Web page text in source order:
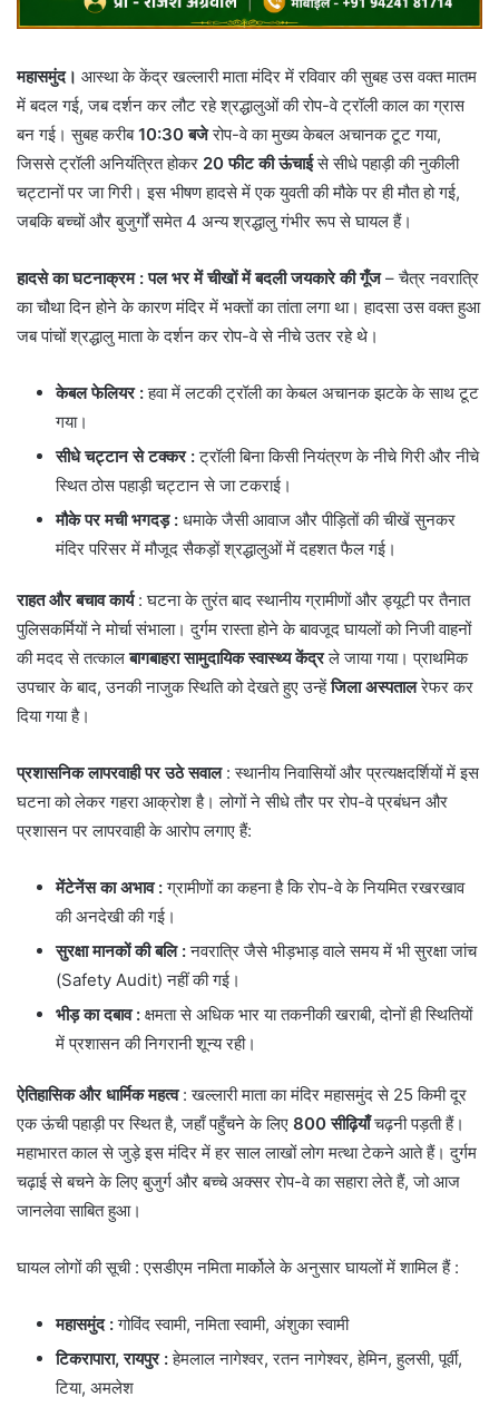
महासमुंद। आस्था के केंद्र खल्लारी माता मंदिर में रविवार की सुबह उस वक्त मातम
में बदल गई, जब दर्शन कर लौट रहे श्रद्धालुओं की रोप-वे ट्रॉली काल का ग्रास
बन गई। सुबह करीब10:30 बजेरोप-वे का मुख्य केबल अचानक टूट गया,
जिससे ट्रॉली अनियंत्रित होकर 20 फीट की ऊंचाईसे सीधे पहाड़ी की नुकीली
चट्टानों पर जा गिरी। इस भीषण हादसे में एक युवती की मौके पर ही मौत हो गई,
जबकि बच्चों और बुजुर्गों समेत 4 अन्य श्रद्धालु गंभीर रूप से घायल हैं।
हादसे का घटनाक्रम : पल भर में चीखों में बदली जयकारे की गूँज– चैत्र नवरात्रि
का चौथा दिन होने के कारण मंदिर में भक्तों का तांता लगा था। हादसा उस वक्त हुआ
जब पांचों श्रद्धालु माता के दर्शन कर रोप-वे से नीचे उतर रहे थे।
केबल फेलियर :हवा में लटकी ट्रॉली का केबल अचानक झटके के साथ टूट
गया।
सीधे चट्टान से टक्कर :ट्रॉली बिना किसी नियंत्रण के नीचे गिरी और नीचे
स्थित ठोस पहाड़ी चट्टान से जा टकराई।
मौके पर मची भगदड़ : धमाके जैसी आवाज और पीड़ितों की चीखें सुनकर
मंदिर परिसर में मौजूद सैकड़ों श्रद्धालुओं में दहशत फैल गई।
राहत और बचाव कार्य: घटना के तुरंत बाद स्थानीय ग्रामीणों और ड्यूटी पर तैनात
पुलिसकर्मियों ने मोर्चा संभाला। दुर्गम रास्ता होने के बावजूद घायलों को निजी वाहनों
की मदद से तत्कालबागबाहरा सामुदायिक स्वास्थ्य केंद्रले जाया गया। प्राथमिक
उपचार के बाद, उनकी नाजुक स्थिति को देखते हुए उन्हेंजिला अस्पतालरेफर कर
दिया गया है।
प्रशासनिक लापरवाही पर उठे सवाल: ​स्थानीय निवासियों और प्रत्यक्षदर्शियों में इस
घटना को लेकर गहरा आक्रोश है। लोगों ने सीधे तौर पर रोप-वे प्रबंधन और
प्रशासन पर लापरवाही के आरोप लगाए हैं:
मेंटेनेंस का अभाव :ग्रामीणों का कहना है कि रोप-वे के नियमित रखरखाव
की अनदेखी की गई।
सुरक्षा मानकों की बलि :नवरात्रि जैसे भीड़भाड़ वाले समय में भी सुरक्षा जांच
(Safety Audit) नहीं की गई।
भीड़ का दबाव : क्षमता से अधिक भार या तकनीकी खराबी, दोनों ही स्थितियों
में प्रशासन की निगरानी शून्य रही।
ऐतिहासिक और धार्मिक महत्व: खल्लारी माता का मंदिर महासमुंद से 25 किमी दूर
एक ऊंची पहाड़ी पर स्थित है, जहाँ पहुँचने के लिए 800 सीढ़ियाँचढ़नी पड़ती हैं।
महाभारत काल से जुड़े इस मंदिर में हर साल लाखों लोग मत्था टेकने आते हैं। दुर्गम
चढ़ाई से बचने के लिए बुजुर्ग और बच्चे अक्सर रोप-वे का सहारा लेते हैं, जो आज
जानलेवा साबित हुआ।
घायल लोगों की सूची : एसडीएम नमिता मार्कोले के अनुसार घायलों में शामिल हैं :
महासमुंद :गोविंद स्वामी, नमिता स्वामी, अंशुका स्वामी
टिकरापारा, रायपुर :हेमलाल नागेश्वर, रतन नागेश्वर, हेमिन, हुलसी, पूर्वी,
टिया, अमलेश